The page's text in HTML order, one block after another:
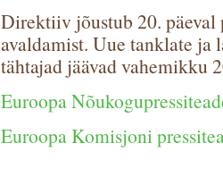
Direktiiv jõustub 20. päeval
avaldamist. Uue tanklate ja
tähtajad jäävad vahemikku
Euroopa
Euroopa Komisjoni